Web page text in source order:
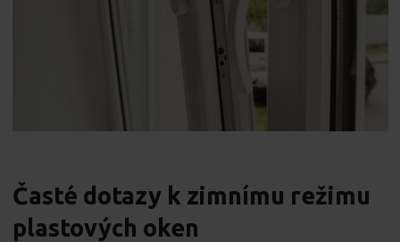
Časté dotazy k zimnímu režimu
plastových oken